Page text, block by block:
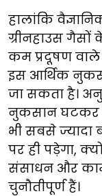
हालांकि
ग्रीनहाउस
कम प्रदूषण वाले
इस आर्थिक
जा सकता है।
नुकसान घटकर
भी सबसे
पर ही पड़ेगा,
संसाधन और
चुनौतीपूर्ण हैं।